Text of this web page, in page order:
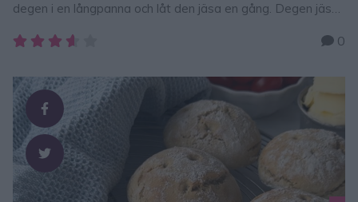
degen i en långpanna och låt den jäsa en gång. Degen jäser
jäsning. Perfekt när man vill att det ska gå fort att baka! Ett
0